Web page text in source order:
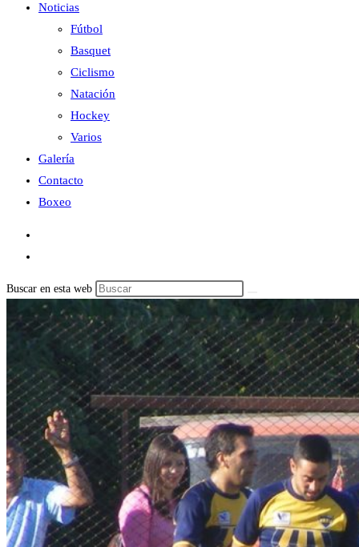
Noticias
Fútbol
Basquet
Ciclismo
Natación
Hockey
Varios
Galería
Contacto
Boxeo
Buscar en esta web